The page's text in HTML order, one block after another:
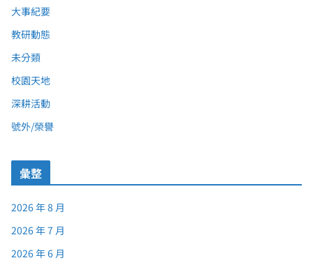
大事紀要
教研動態
未分類
校園天地
深耕活動
號外/榮譽
彙整
2026 年 8 月
2026 年 7 月
2026 年 6 月